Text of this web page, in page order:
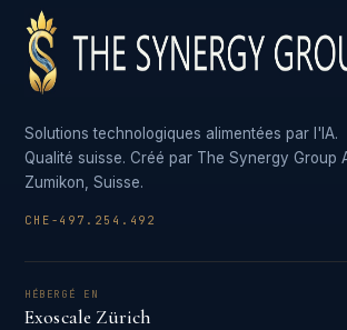
Solutions technologiques alimentées par l'IA.
Qualité suisse. Créé par The Synergy Group
Zumikon, Suisse.
CHE-497.254.492
HÉBERGÉ EN
Exoscale Zürich